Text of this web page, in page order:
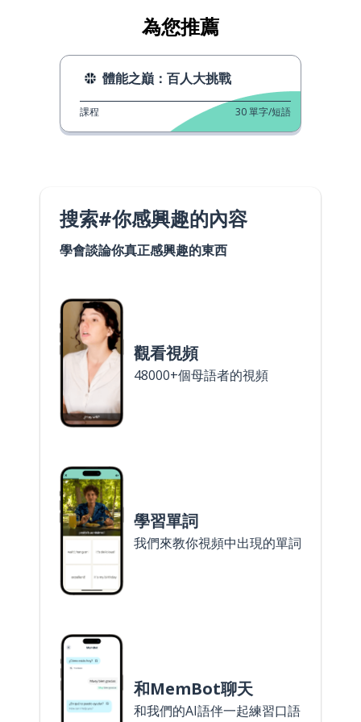
為您推薦
體能之巔：百人大挑戰
課程 30單字/短語
搜索#你感興趣的內容
學會談論你真正感興趣的東西
觀看視頻
48000+個母語者的視頻
學習單詞
我們來教你視頻中出現的單詞
和MemBot聊天
和我們的AI語伴一起練習口語